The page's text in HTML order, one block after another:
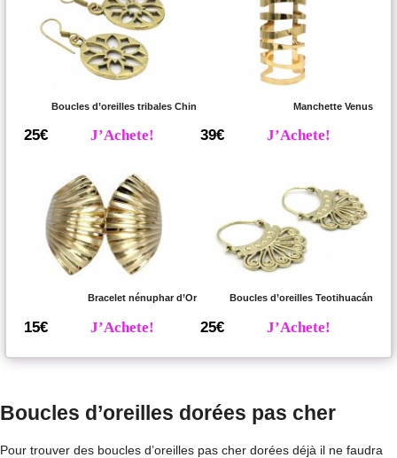
Boucles d’oreilles tribales Chin
25€ J’Achete!
Manchette Venus
39€ J’Achete!
Bracelet nénuphar d’Or
15€ J’Achete!
Boucles d’oreilles Teotihuacán
25€ J’Achete!
Boucles d’oreilles dorées pas cher
Pour trouver des boucles d’oreilles pas cher dorées déjà il ne faudra